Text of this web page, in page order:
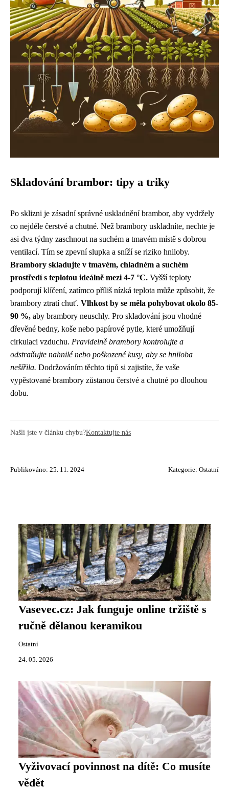
Skladování brambor: tipy a triky
Po sklizni je zásadní správné uskladnění brambor, aby vydržely
co nejdéle čerstvé a chutné. Než brambory uskladníte, nechte je
asi dva týdny zaschnout na suchém a tmavém místě s dobrou
ventilací. Tím se zpevní slupka a sníží se riziko hniloby.
Brambory skladujte v tmavém, chladném a suchém
prostředí s teplotou ideálně mezi 4-7 °C. Vyšší teploty
podporují klíčení, zatímco příliš nízká teplota může způsobit, že
brambory ztratí chuť. Vlhkost by se měla pohybovat okolo 85-
90 %, aby brambory neuschly. Pro skladování jsou vhodné
dřevěné bedny, koše nebo papírové pytle, které umožňují
cirkulaci vzduchu. Pravidelně brambory kontrolujte a
odstraňujte nahnilé nebo poškozené kusy, aby se hniloba
nešířila. Dodržováním těchto tipů si zajistíte, že vaše
vypěstované brambory zůstanou čerstvé a chutné po dlouhou
dobu.
Našli jste v článku chybu?Kontaktujte nás
Publikováno: 25. 11. 2024 Kategorie: Ostatní
Vasevec.cz: Jak funguje online tržiště s
ručně dělanou keramikou
Ostatní
24. 05. 2026
Vyživovací povinnost na dítě: Co musíte
vědět